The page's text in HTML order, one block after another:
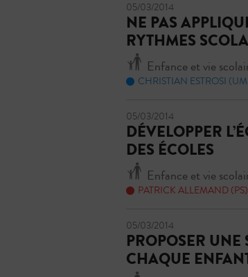
05/03/2014
NE PAS
RYTHMES
Enfance et vie
CHRISTIAN ESTROSI
05/03/2014
DÉVELOPPER
DES ÉCOLES
Enfance et vie
PATRICK ALLEMAND (PS)
05/03/2014
PROPOSER
CHAQUE